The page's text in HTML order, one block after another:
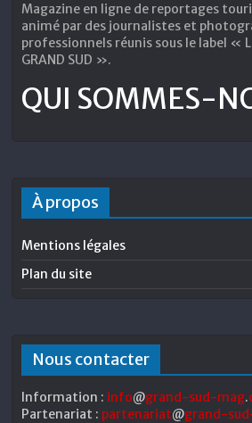
Magazine en ligne de reportages
animé par des journalistes et
professionnels réunis sous le label «
GRAND SUD ».
QUI SOMMES-
À propos
Mentions légales
Plan du site
Nous contacter
Information : info@grand-sud-mag.
Partenariat : partenariat@grand-